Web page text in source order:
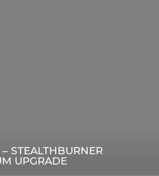
STEALTHBURNER
UPGRADE